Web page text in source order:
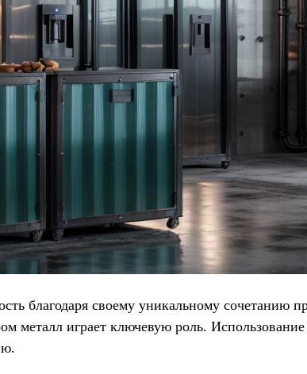
благодаря своему уникальному сочетанию
металл играет ключевую роль.